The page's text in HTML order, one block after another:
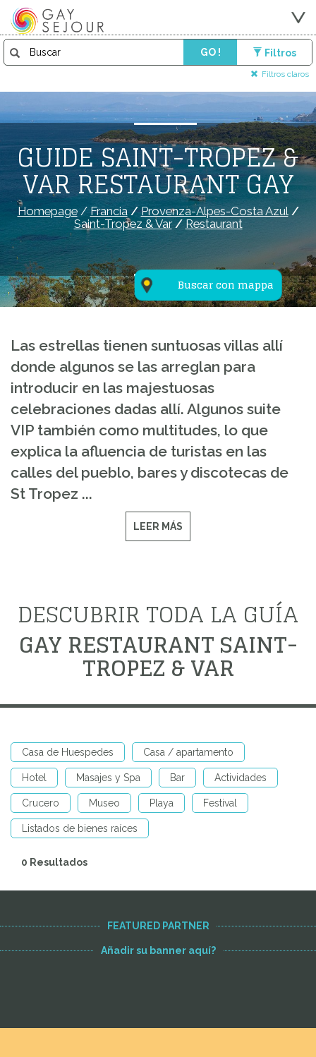
GO ! Filtros
Filtros claros
Buscar con mappa
GUIDE SAINT-TROPEZ &
VAR RESTAURANT GAY
Homepage/ Francia/Provenza-Alpes-Costa Azul/
Saint-Tropez & Var/Restaurant
Las estrellas tienen suntuosas villas allí
donde algunos se las arreglan para
introducir en las majestuosas
celebraciones dadas allí. Algunos suite
VIP también como multitudes, lo que
explica la afluencia de turistas en las
calles del pueblo, bares y discotecas de
St Tropez ...
LEER MÁS
DESCUBRIR TODA LA GUÍA
GAY RESTAURANT SAINT-
TROPEZ & VAR
Casa de Huespedes Casa / apartamento
Hotel Masajes y Spa Bar Actividades
Crucero Museo Playa Festival
Listados de bienes raíces
0 Resultados
FEATURED PARTNER
Añadir su banner aquí?